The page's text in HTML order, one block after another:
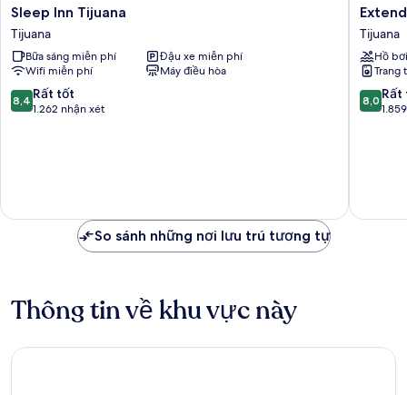
Sleep
Inn
Tijuana
Tijuana
Sleep Inn Tijuana
Tijuana
Bữa sáng miễn phí
Đậu xe miễn phí
Wifi miễn phí
Máy điều hòa
8.4
trên
8,4 Rất tốt
1.262 nhận xét
Suites
Tijuana
Tijuana
Tijuana
Hồ bơi
Trang
8.0
trên
8,0 Rất
So sánh những nơi lưu trú tương tự
Thông tin về khu vực này